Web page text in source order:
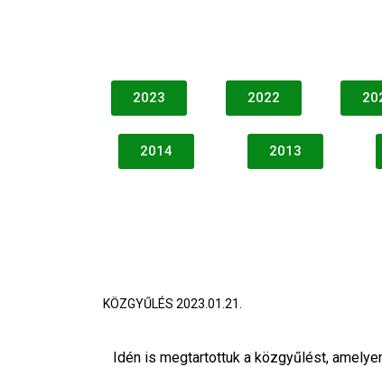
2023 2022
2014 2013
KÖZGYŰLÉS 2023.01.21.
Idén is megtartottuk a közgyűlést,